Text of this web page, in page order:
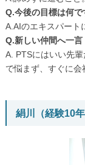
Q.今後の目標は何で
A.AIのエキスパート
Q.新しい仲間へ一言
A. PTSにはいい先
で悩まず、すぐに会
絹川（経験10年